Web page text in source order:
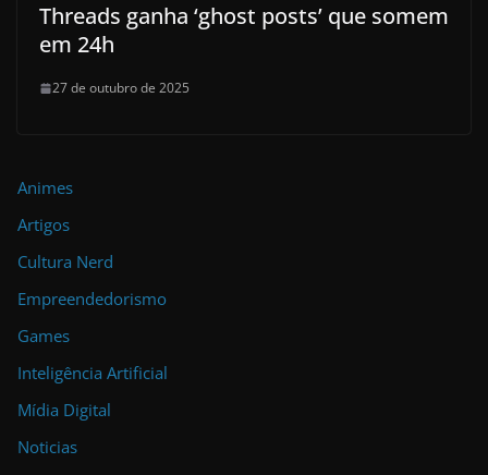
Threads ganha ‘ghost posts’ que somem
em 24h
27 de outubro de 2025
Animes
Artigos
Cultura Nerd
Empreendedorismo
Games
Inteligência Artificial
Mídia Digital
Noticias